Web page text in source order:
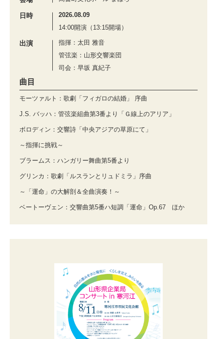
日時
2026.08.09
14:00開演（13:15開場）
出演
指揮：太田 雅音
管弦楽：山形交響楽団
司会：早坂 真紀子
曲目
モーツァルト：歌劇「フィガロの結婚」 序曲
J.S. バッハ：管弦楽組曲第3番より「Ｇ線上のアリア」
ボロディン：交響詩「中央アジアの草原にて」
～指揮に挑戦～
ブラームス：ハンガリー舞曲第5番より
グリンカ：歌劇「ルスランとリュドミラ」序曲
～「運命」の大解剖＆全曲演奏！～
ベートーヴェン：交響曲第5番ハ短調「運命」Op.67 ほか